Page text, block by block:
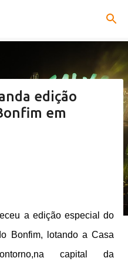
principal
edição
em
a edição especial do
Bonfim, lotando a Casa
capital da